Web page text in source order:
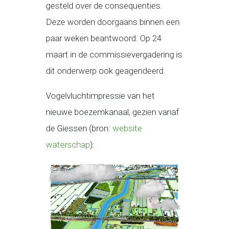
gesteld over de consequenties.
Deze worden doorgaans binnen een
paar weken beantwoord. Op 24
maart in de commissievergadering is
dit onderwerp ook geagendeerd.
Vogelvluchtimpressie van het
nieuwe boezemkanaal, gezien vanaf
de Giessen (bron: website
waterschap):